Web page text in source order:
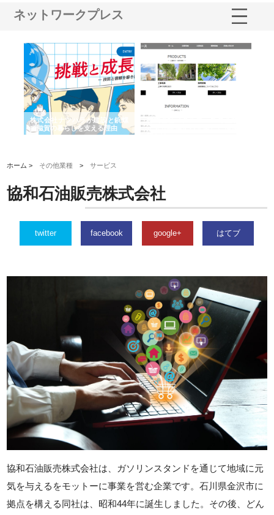
ネットワークプレス
株式会社ナツハラが建設と鋲螺
で滋賀の暮らしを支える理由
イトが提供する充実した情報内
ホーム > その他業種 >サービス
協和石油販売株式会社
twitter facebook google+ はてブ
協和石油販売株式会社は、ガソリンスタンドを通じて地域に元
気を与えるをモットーに事業を営む企業です。石川県金沢市に
拠点を構える同社は、昭和44年に誕生しました。その後、どん